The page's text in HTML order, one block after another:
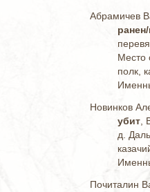
Абрамичев
Место
полк,
Новинков
убит
д.
Почиталин